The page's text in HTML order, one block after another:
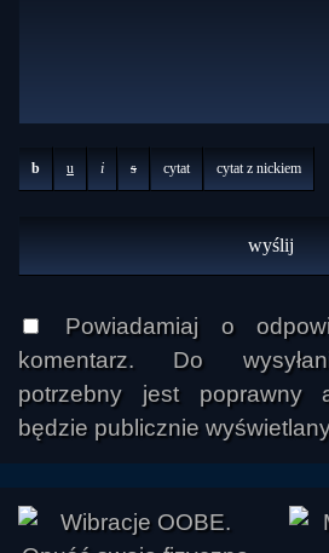
b u i s cytat cytat z nickiem
Powiadamiaj o
komentarz. Do
potrzebny jest poprawny
będzie publicznie